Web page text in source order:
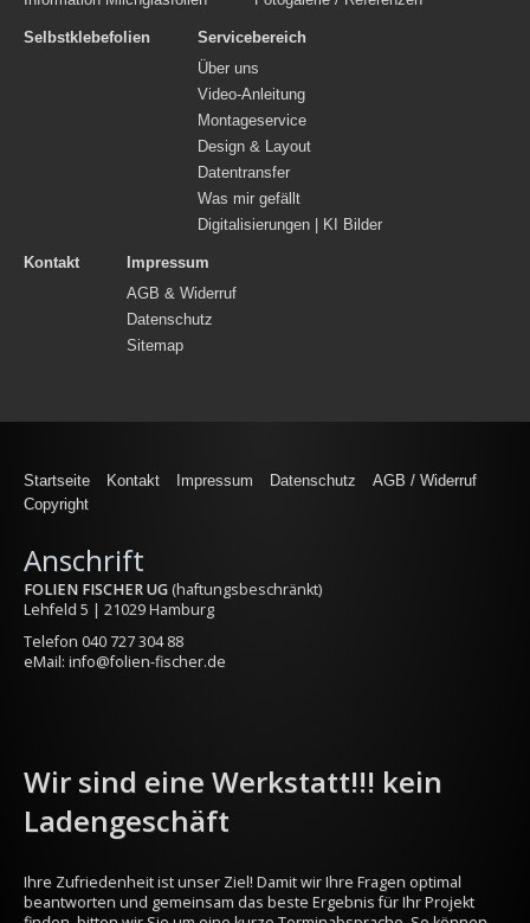
Selbstklebefolien
Servicebereich
Über uns
Video-Anleitung
Montageservice
Design & Layout
Datentransfer
Was mir gefällt
Digitalisierungen | KI Bilder
Kontakt
Impressum
AGB & Widerruf
Datenschutz
Sitemap
Startseite Kontakt Impressum Datenschutz
AGB / Widerruf
Copyright
Anschrift
FOLIEN FISCHER UG (haftungsbeschränkt)
Lehfeld 5 | 21029 Hamburg
Telefon 040 727 304 88
eMail: info@folien-fischer.de
Wir sind eine Werkstatt!!! kein
Ladengeschäft
Ihre Zufriedenheit ist unser Ziel! Damit wir Ihre Fragen optimal
beantworten und gemeinsam das beste Ergebnis für Ihr Projekt